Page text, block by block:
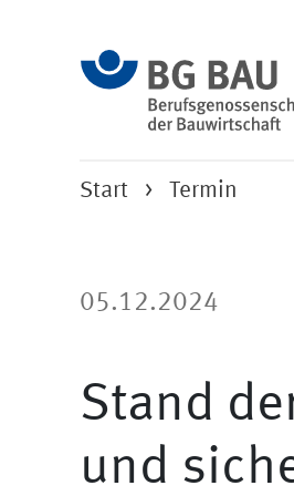
Start Termin
05.12.2024
Stand
und